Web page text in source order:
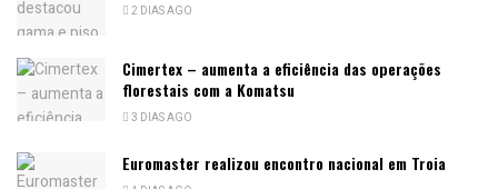
2 DIAS AGO
Cimertex – aumenta a eficiência das operações
florestais com a Komatsu
3 DIAS AGO
Euromaster realizou encontro nacional em Troia